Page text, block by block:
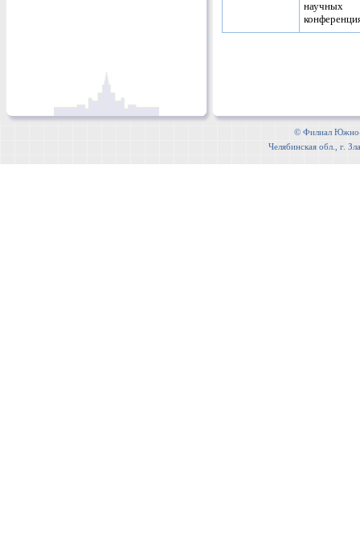
научных
© Филиал Южно-
Челябинская обл., г.